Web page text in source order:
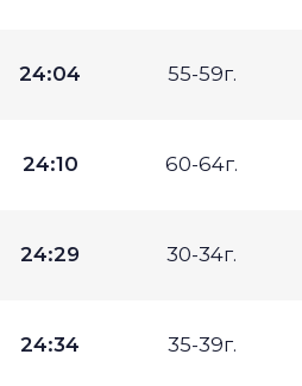
24:04 55-59г.
24:10 60-64г.
24:29 30-34г.
24:34 35-39г.